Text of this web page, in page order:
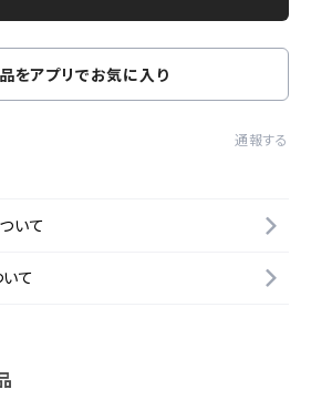
をアプリでお気に入り
通報する
いて
て